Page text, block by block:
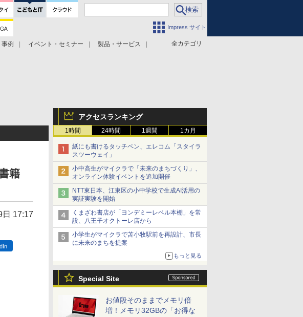
Impress サイト
全カテゴリ
例 イベント・セミナー 製品・サービス
アクセスランキング
1時間 24時間 1週間 1カ月
紙にも書けるタッチペン、エレコム「スタイラ
スツーウェイ」
小中高生がマイクラで「未来のまちづくり」、
オンライン体験イベントを追加開催
NTT東日本、江東区の小中学校で生成AI活用の
実証実験を開始
くまざわ書店が「ヨンデミーレベル本棚」を常
設、八王子オクトーレ店から
小学生がマイクラで苫小牧駅前を再設計、市長
に未来のまちを提案
もっと見る
Special Site
お値段そのままでメモリ倍
増！メモリ32GBの「お得な
籍
日 17:17